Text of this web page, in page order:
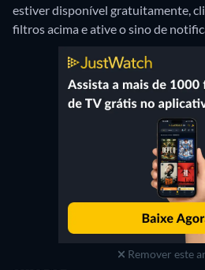
estiver disponível gratuitamente,
filtros acima e ative o sino de
Remover este